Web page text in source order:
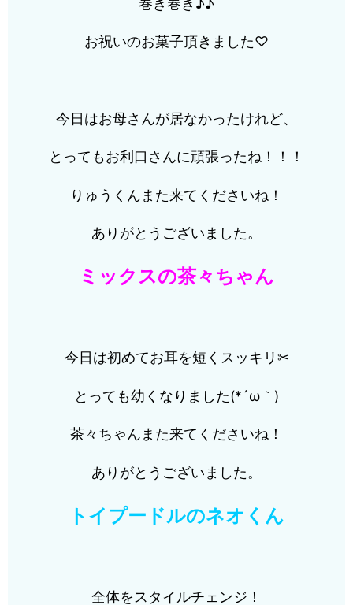
巻き巻き♪♪
お祝いのお菓子頂きました♡
今日はお母さんが居なかったけれど、
とってもお利口さんに頑張ったね！！！
りゅうくんまた来てくださいね！
ありがとうございました。
ミックスの茶々ちゃん
今日は初めてお耳を短くスッキリ✂
とっても幼くなりました(*´ω｀)
茶々ちゃんまた来てくださいね！
ありがとうございました。
トイプードルのネオくん
全体をスタイルチェンジ！